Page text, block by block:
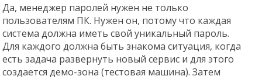
Да, менеджер паролей нужен не только
пользователям ПК. Нужен он, потому что каждая
система должна иметь свой уникальный пароль.
Для каждого должна быть знакома ситуация, когда
есть задача развернуть новый сервис и для этого
создается демо-зона (тестовая машина). Затем